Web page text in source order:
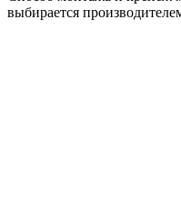
выбирается